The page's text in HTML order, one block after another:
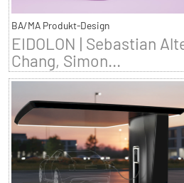
BA/MA Produkt-Design
EIDOLON | Sebastian
Chang, Simon...